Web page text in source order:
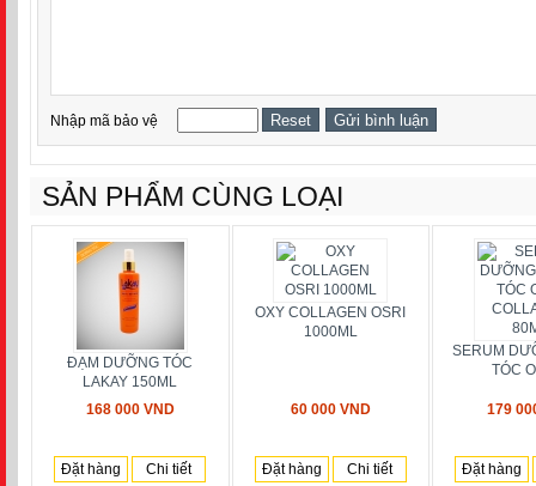
Nhập mã bảo vệ
SẢN PHẨM CÙNG LOẠI
ĐẠM DƯỠNG TÓC
LAKAY 150ML
168 000 VND
Đặt hàng Chi tiết
OXY COLLAGEN OSRI
1000ML
60 000 VND
Đặt hàng Chi tiết
SERUM
TÓC
179
Đặt hàng